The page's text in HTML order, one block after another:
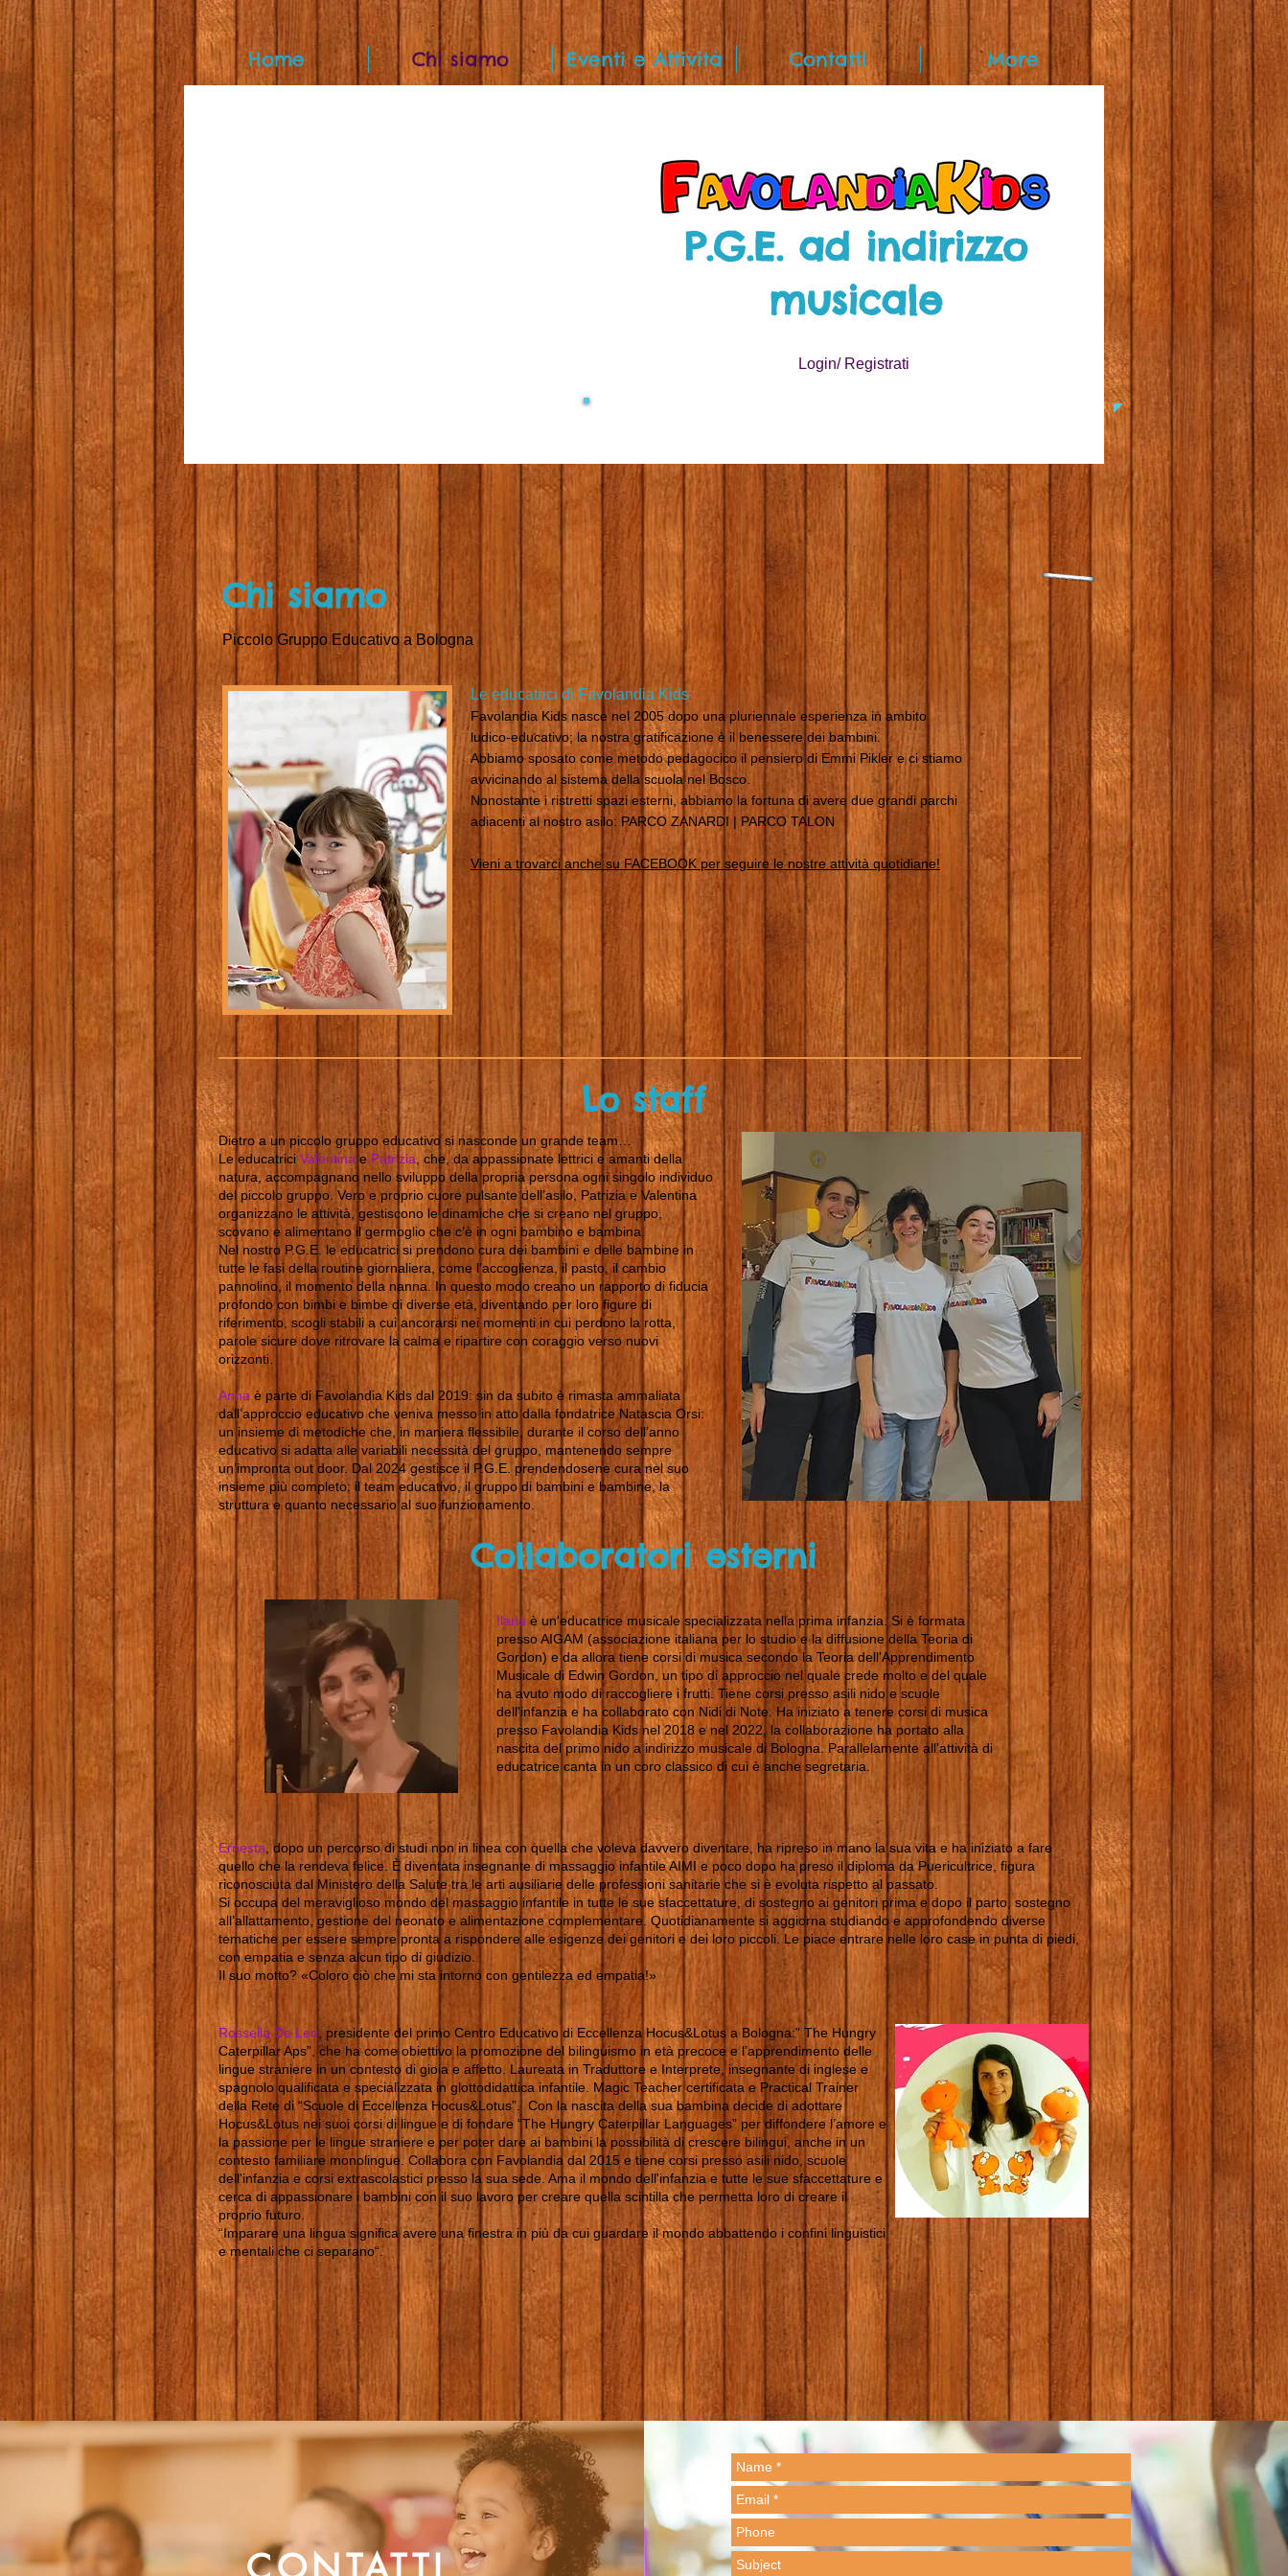
Home Chi siamo Eventi e Attività Contatti More
P.G.E. ad indirizzo
musicale
Login/ Registrati
Chi siamo
Piccolo Gruppo Educativo a Bologna
Le educatrici di Favolandia Kids​:
Favolandia Kids nasce nel 2005 dopo una pluriennale esperienza in ambito
ludico-educativo; la nostra gratificazione è il benessere dei bambini.
Abbiamo sposato come metodo pedagocico il pensiero di Emmi Pikler e ci stiamo
avvicinando al sistema della scuola nel Bosco.
Nonostante i ristretti spazi esterni, abbiamo la fortuna di avere due grandi parchi
adiacenti al nostro asilo: PARCO ZANARDI | PARCO TALON
Vieni a trovarci anche su FACEBOOK per seguire le nostre attività quotidiane!
Lo staff
Dietro a un piccolo gruppo educativo si nasconde un grande team…
Le educatrici Valentina e Patrizia , che, da appassionate lettrici e amanti della
natura, accompagnano nello sviluppo della propria persona ogni singolo individuo
del piccolo gruppo. Vero e proprio cuore pulsante dell’asilo, Patrizia e Valentina
organizzano le attività, gestiscono le dinamiche che si creano nel gruppo,
scovano e alimentano il germoglio che c’è in ogni bambino e bambina.
Nel nostro P.G.E. le educatrici si prendono cura dei bambini e delle bambine in
tutte le fasi della routine giornaliera, come l’accoglienza, il pasto, il cambio
pannolino, il momento della nanna. In questo modo creano un rapporto di fiducia
profondo con bimbi e bimbe di diverse età, diventando per loro figure di
riferimento, scogli stabili a cui ancorarsi nei momenti in cui perdono la rotta,
parole sicure dove ritrovare la calma e ripartire con coraggio verso nuovi
orizzonti.
Anna è parte di Favolandia Kids dal 2019: sin da subito è rimasta ammaliata
dall’approccio educativo che veniva messo in atto dalla fondatrice Natascia Orsi:
un insieme di metodiche che, in maniera flessibile, durante il corso dell’anno
educativo si adatta alle variabili necessità del gruppo, mantenendo sempre
un’impronta out door. Dal 2024 gestisce il P.G.E. prendendosene cura nel suo
insieme più completo: il team educativo, il gruppo di bambini e bambine, la
struttura e quanto necessario al suo funzionamento.
Collaboratori esterni
Ilariaè un'educatrice musicale specializzata nella prima infanzia. Si è formata
presso AIGAM (associazione italiana per lo studio e la diffusione della Teoria di
Gordon) e da allora tiene corsi di musica secondo la Teoria dell'Apprendimento
Musicale di Edwin Gordon, un tipo di approccio nel quale crede molto e del quale
ha avuto modo di raccogliere i frutti. Tiene corsi presso asili nido e scuole
dell'infanzia e ha collaborato con Nidi di Note. Ha iniziato a tenere corsi di musica
presso Favolandia Kids nel 2018 e nel 2022, la collaborazione ha portato alla
nascita del primo nido a indirizzo musicale di Bologna. Parallelamente all'attività di
educatrice canta in un coro classico di cui è anche segretaria.
Ernesta , dopo un percorso di studi non in linea con quella che voleva davvero diventare, ha ripreso in mano la sua vita e ha iniziato a fare
quello che la rendeva felice. È diventata insegnante di massaggio infantile AIMI e poco dopo ha preso il diploma da Puericultrice, figura
riconosciuta dal Ministero della Salute tra le arti ausiliarie delle professioni sanitarie che si è evoluta rispetto al passato.
Si occupa del meraviglioso mondo del massaggio infantile in tutte le sue sfaccettature, di sostegno ai genitori prima e dopo il parto, sostegno
all’allattamento, gestione del neonato e alimentazione complementare. Quotidianamente si aggiorna studiando e approfondendo diverse
tematiche per essere sempre pronta a rispondere alle esigenze dei genitori e dei loro piccoli. Le piace entrare nelle loro case in punta di piedi,
con empatia e senza alcun tipo di giudizio.
Il suo motto? «Coloro ciò che mi sta intorno con gentilezza ed empatia!»
Rossella De Leo , presidente del primo Centro Educativo di Eccellenza Hocus&Lotus a Bologna:” The Hungry
Caterpillar Aps”, che ha come obiettivo la promozione del bilinguismo in età precoce e l’apprendimento delle
lingue straniere in un contesto di gioia e affetto. Laureata in Traduttore e Interprete, insegnante di inglese e
spagnolo qualificata e specializzata in glottodidattica infantile. Magic Teacher certificata e Practical Trainer
della Rete di “Scuole di Eccellenza Hocus&Lotus”. Con la nascita della sua bambina decide di adottare
Hocus&Lotus nei suoi corsi di lingue e di fondare “The Hungry Caterpillar Languages” per diffondere l’amore e
la passione per le lingue straniere e per poter dare ai bambini la possibilità di crescere bilingui, anche in un
contesto familiare monolingue. Collabora con Favolandia dal 2015 e tiene corsi presso asili nido, scuole
dell'infanzia e corsi extrascolastici presso la sua sede. Ama il mondo dell'infanzia e tutte le sue sfaccettature e
cerca di appassionare i bambini con il suo lavoro per creare quella scintilla che permetta loro di creare il
proprio futuro.
“Imparare una lingua significa avere una finestra in più da cui guardare il mondo abbattendo i confini linguistici
e mentali che ci separano“.